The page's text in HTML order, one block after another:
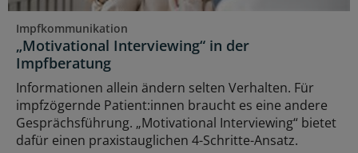
Impfkommunikation
„Motivational Interviewing“ in der
Impfberatung
Informationen allein ändern selten Verhalten. Für
impfzögernde Patient:innen braucht es eine andere
Gesprächsführung. „Motivational Interviewing“ bietet
dafür einen praxistauglichen 4-Schritte-Ansatz.